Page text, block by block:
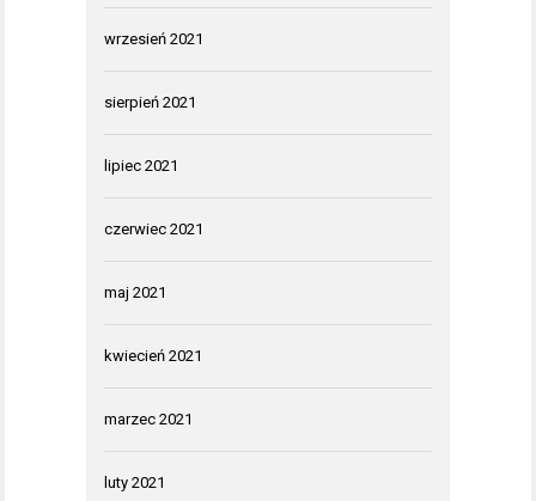
wrzesień 2021
sierpień 2021
lipiec 2021
czerwiec 2021
maj 2021
kwiecień 2021
marzec 2021
luty 2021